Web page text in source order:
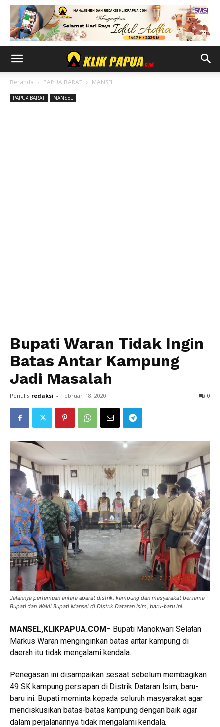
Beranda PAPUA BARAT MANSEL
PAPUA BARAT MANSEL
Bupati Waran Tidak Ingin
Batas Antar Kampung
Jadi Masalah
Penulis redaksi - Februari 18, 2020 0
Jalannya pertemuan antara aparat distrik, kampung dan masyarakat bersama
Bupati dan Wakil Bupati Mansel di Distrik Dataran Isim, baru-baru ini.
MANSEL,KLIKPAPUA.COM– Bupati Manokwari Selatan
Markus Waran menginginkan batas antar kampung di
daerah itu tidak mengalami kendala.
Penegasan ini disampaikan sesaat sebelum membagikan
49 SK kampung persiapan di Distrik Dataran Isim, baru-
baru ini. Bupati meminta kepada seluruh masyarakat agar
mendiskusikan batas-batas kampung dengan baik agar
dalam perjalanannya tidak mengalami kendala.